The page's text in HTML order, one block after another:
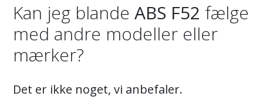
Kan jeg blande ABS F52 fælge
med andre modeller eller
mærker?
Det er ikke noget, vi anbefaler.